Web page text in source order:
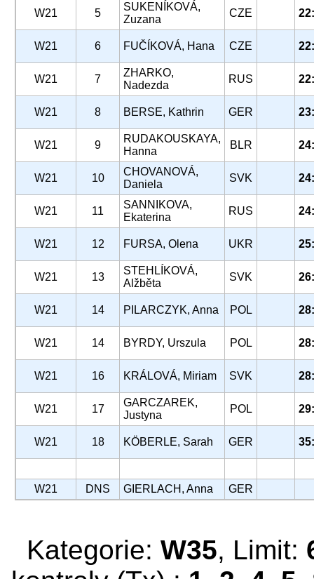
W21 5
SUKENÍKOVÁ,
Zuzana
CZE
W21 6 FUČÍKOVÁ, Hana CZE
W21 7
ZHARKO,
Nadezda
RUS
W21 8 BERSE, Kathrin GER
W21 9
RUDAKOUSKAYA,
Hanna
BLR
W21 10
CHOVANOVÁ,
Daniela
SVK
W21 11
SANNIKOVA,
Ekaterina
RUS
W21 12 FURSA, Olena UKR
W21 13
STEHLÍKOVÁ,
Alžběta
SVK
W21 14 PILARCZYK, Anna POL
W21 14 BYRDY, Urszula POL
W21 16 KRÁLOVÁ, Miriam SVK
W21 17
GARCZAREK,
Justyna
POL
W21 18 KÖBERLE, Sarah GER
W21 DNS GIERLACH, Anna GER
Kategorie: W35, Limit: